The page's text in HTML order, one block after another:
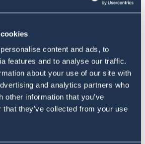
content and ads, to
features and to analyse our traffic.
about your use of our site with
and analytics partners who
other information that you’ve
that they’ve collected from your use
sociales fueron virtual, mundo y
de comunicación.
con mayor engagement en redes
enSentiOne en el análisis de
que nos remiten, de nueva
metaverso. Por ejemplo: